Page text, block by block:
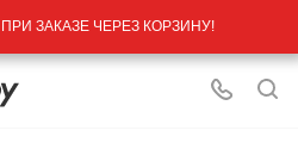
ЗАКАЗЕ ЧЕРЕЗ КОРЗИНУ!